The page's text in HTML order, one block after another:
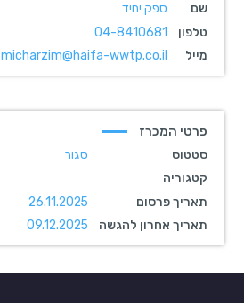
שם
טלפון
מייל
ספק יחיד
04-8410681
micharzim@haifa-wwtp.co.il
פרטי המכרז
סטטוס
קטגוריה
תאריך פרסום
תאריך אחרון להגשה
סגור
26.11.2025
09.12.2025